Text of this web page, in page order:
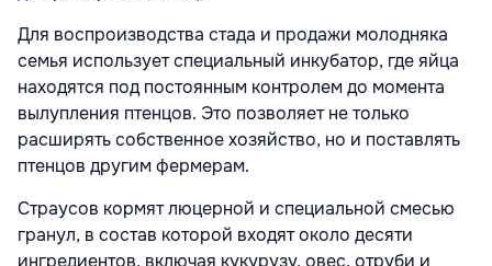
Для воспроизводства стада и продажи молодняка
семья использует специальный инкубатор, где яйца
находятся под постоянным контролем до момента
вылупления птенцов. Это позволяет не только
расширять собственное хозяйство, но и поставлять
птенцов другим фермерам.
Страусов кормят люцерной и специальной смесью
гранул, в состав которой входят около десяти